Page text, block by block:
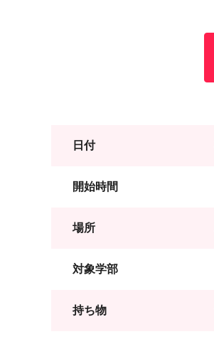
日付
開始時間
場所
対象学部
持ち物